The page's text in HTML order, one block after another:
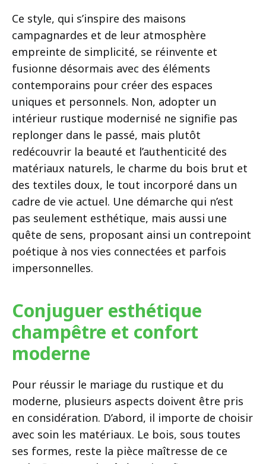
Ce style, qui s’inspire des maisons
campagnardes et de leur atmosphère
empreinte de simplicité, se réinvente et
fusionne désormais avec des éléments
contemporains pour créer des espaces
uniques et personnels. Non, adopter un
intérieur rustique modernisé ne signifie pas
replonger dans le passé, mais plutôt
redécouvrir la beauté et l’authenticité des
matériaux naturels, le charme du bois brut et
des textiles doux, le tout incorporé dans un
cadre de vie actuel. Une démarche qui n’est
pas seulement esthétique, mais aussi une
quête de sens, proposant ainsi un contrepoint
poétique à nos vies connectées et parfois
impersonnelles.
Conjuguer esthétique
champêtre et confort
moderne
Pour réussir le mariage du rustique et du
moderne, plusieurs aspects doivent être pris
en considération. D’abord, il importe de choisir
avec soin les matériaux. Le bois, sous toutes
ses formes, reste la pièce maîtresse de ce